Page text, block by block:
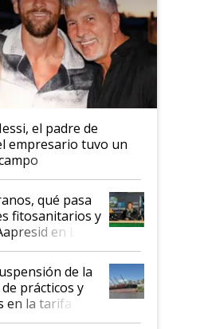
el padre de
empresario tuvo un
qué pasa
fitosanitarios y
en La
de la
prácticos y
la tarifa de